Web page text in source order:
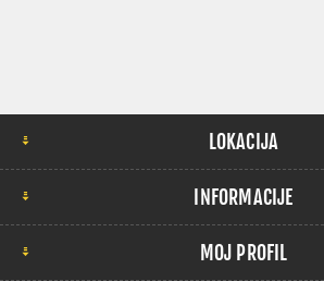
LOKACIJA
INFORMACIJE
MOJ PROFIL